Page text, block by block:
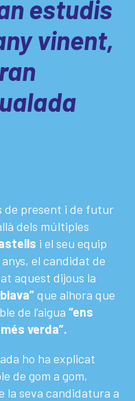
estudis
vinent,
de present i de futur
dels múltiples
i el seu equip
el candidat de
aquest dijous la
que alhora que
de l’aigua “ens
verda”.
ho ha explicat
de gom a gom,
la seva candidatura a